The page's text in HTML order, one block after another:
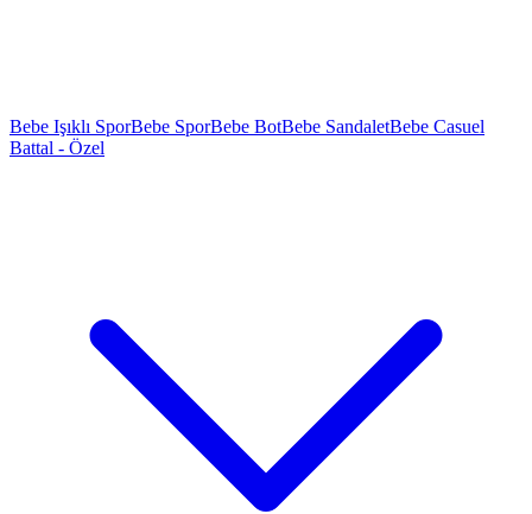
Bebe Işıklı SporBebe SporBebe BotBebe SandaletBebe Casuel
Battal - Özel